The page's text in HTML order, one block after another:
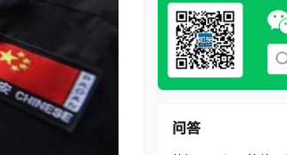
问答